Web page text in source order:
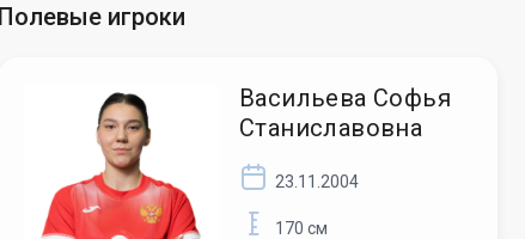
Полевые игроки
Васильева Софья
Станиславовна
23.11.2004
170 см